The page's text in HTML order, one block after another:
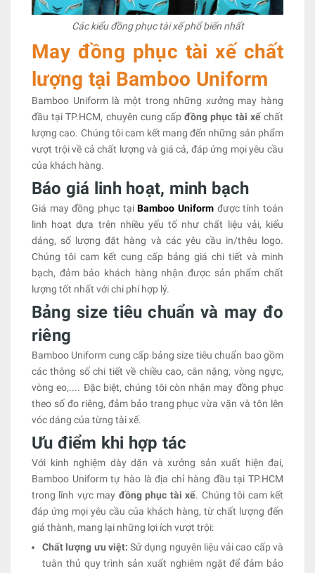
Các kiểu đồng phục tài xế phổ biến nhất
May đồng phục tài xế chất
lượng tại Bamboo Uniform
Bamboo Uniform là một trong những xưởng may hàng
đầu tại TP.HCM, chuyên cung cấpđồng phục tài xếchất
lượng cao. Chúng tôi cam kết mang đến những sản phẩm
vượt trội về cả chất lượng và giá cả, đáp ứng mọi yêu cầu
của khách hàng.
Báo giá linh hoạt, minh bạch
Giá may đồng phục tạiBamboo Uniform được tính toán
linh hoạt dựa trên nhiều yếu tố như chất liệu vải, kiểu
dáng, số lượng đặt hàng và các yêu cầu in/thêu logo.
Chúng tôi cam kết cung cấp bảng giá chi tiết và minh
bạch, đảm bảo khách hàng nhận được sản phẩm chất
lượng tốt nhất với chi phí hợp lý.
Bảng size tiêu chuẩn và may đo
riêng
Bamboo Uniform cung cấp bảng size tiêu chuẩn bao gồm
các thông số chi tiết về chiều cao, cân nặng, vòng ngực,
vòng eo,.... Đặc biệt, chúng tôi còn nhận may đồng phục
theo số đo riêng, đảm bảo trang phục vừa vặn và tôn lên
vóc dáng của từng tài xế.
Ưu điểm khi hợp tác
Với kinh nghiệm dày dặn và xưởng sản xuất hiện đại,
Bamboo Uniform tự hào là địa chỉ hàng đầu tại TP.HCM
trong lĩnh vực may đồng phục tài xế. Chúng tôi cam kết
đáp ứng mọi yêu cầu của khách hàng, từ chất lượng đến
giá thành, mang lại những lợi ích vượt trội:
Chất lượng ưu việt:Sử dụng nguyên liệu vải cao cấp và
tuân thủ quy trình sản xuất nghiêm ngặt để đảm bảo